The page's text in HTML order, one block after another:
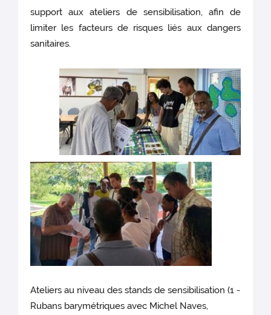
support aux ateliers de sensibilisation, afin de
limiter les facteurs de risques liés aux dangers
sanitaires.
Ateliers au niveau des stands de sensibilisation (1 -
Rubans barymétriques avec Michel Naves,